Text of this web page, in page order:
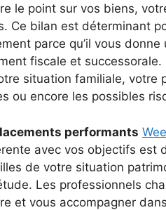
le point sur vos biens,
Ce bilan est déterminant
parce qu’il vous
fiscale et
situation familiale, votre
ou encore les possibles
performants
avec vos objectifs est
de votre situation
Les professionnels
et vous accompagner